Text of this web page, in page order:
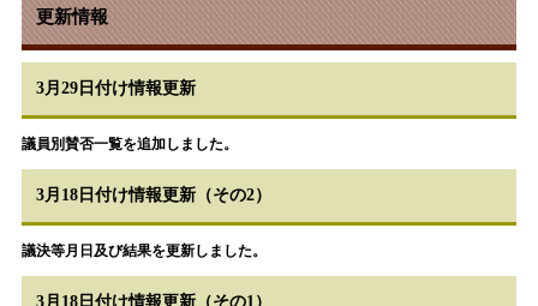
更新情報
3月29日付け情報更新
議員別賛否一覧を追加しました。
3月18日付け情報更新（その2）
議決等月日及び結果を更新しました。
3月18日付け情報更新（その1）